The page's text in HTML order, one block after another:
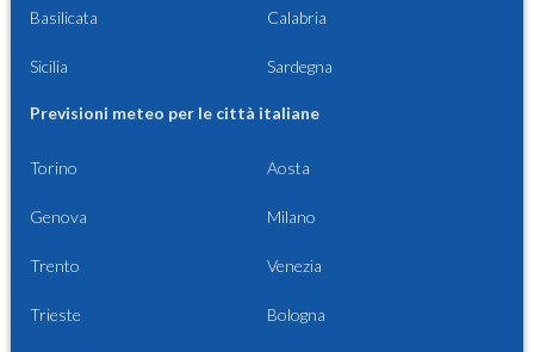
Basilicata Calabria
Sicilia Sardegna
Previsioni meteo per le città italiane
Torino Aosta
Genova Milano
Trento Venezia
Trieste Bologna